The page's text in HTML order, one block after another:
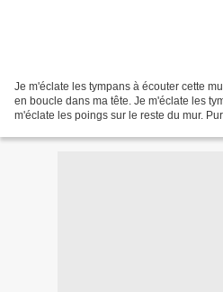
Je m'éclate les tympans à écouter cette
en boucle dans ma tête. Je m'éclate les
m'éclate les poings sur le reste du mur.